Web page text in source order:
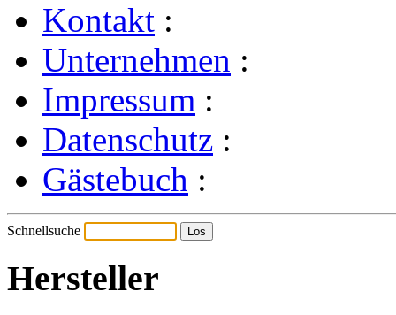
Kontakt :
Unternehmen :
Impressum :
Datenschutz :
Gästebuch :
Schnellsuche
Hersteller